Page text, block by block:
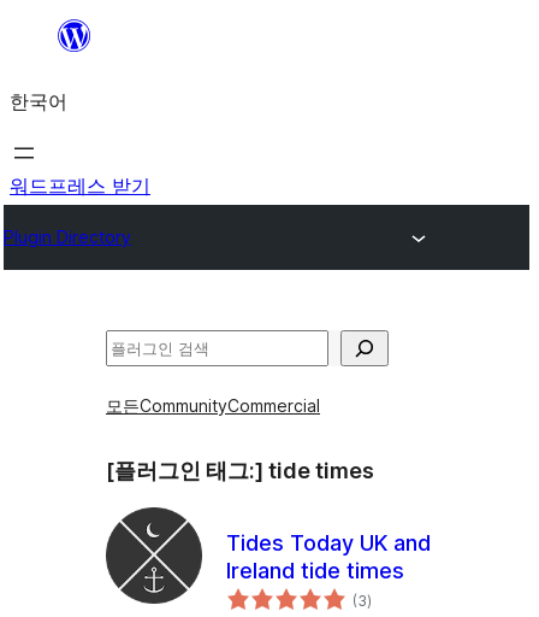
츠
로
바
가
한국어
워드프레스 받기
Plugin Directory
검
모든CommunityCommercial
[플러그인 태그:] tide times
Tides Today UK and
Ireland tide times
(3전
체)